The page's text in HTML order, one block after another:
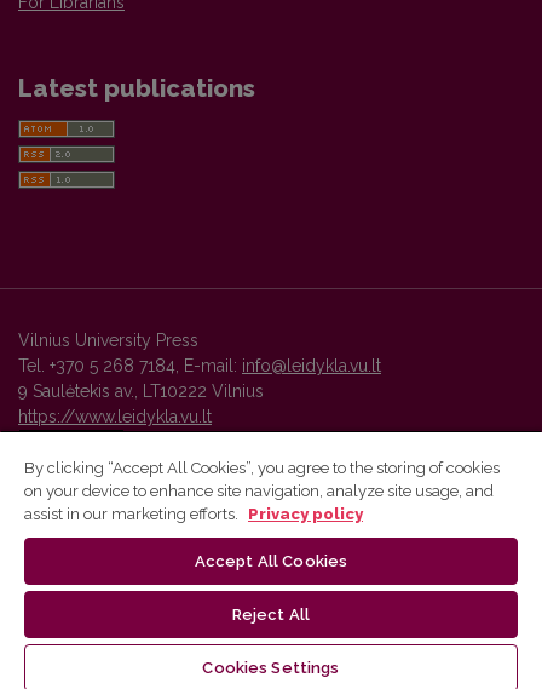
Latest publications
Vilnius University Press
Tel. +370 5 268 7184, E-mail: info@leidykla.vu.lt
9 Saulėtekis av., LT10222 Vilnius
https://www.leidykla.vu.lt
Vilnius University Press platform and metadata are distributed by
By clicking “Accept All Cookies”, you agree to the storing of cookies
on your device to enhance site navigation, analyze site usage, and
assist in our marketing efforts.
Privacy policy
Accept All Cookies
Reject All
Cookies Settings